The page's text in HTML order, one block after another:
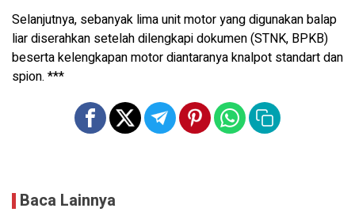
Selanjutnya, sebanyak lima unit motor yang digunakan balap
liar diserahkan setelah dilengkapi dokumen (STNK, BPKB)
beserta kelengkapan motor diantaranya knalpot standart dan
spion. ***
Baca Lainnya